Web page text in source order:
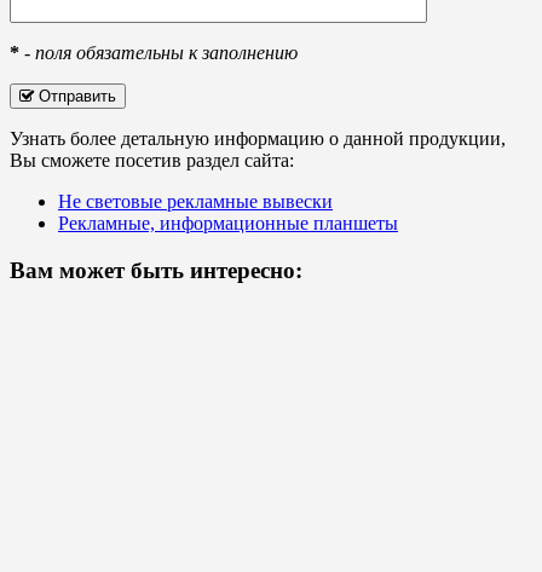
* - поля обязательны к заполнению
Отправить
Узнать более детальную информацию о данной продукции,
Вы сможете посетив раздел сайта:
Не световые рекламные вывески
Рекламные, информационные планшеты
Вам может быть интересно: